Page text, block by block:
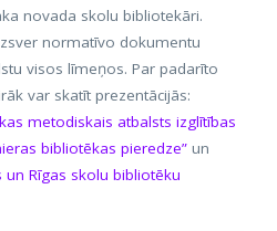
novada skolu bibliotekāri.
normatīvo dokumentu
visos līmeņos. Par padarīto
var skatīt prezentācijās:
metodiskais atbalsts izglītības
bibliotēkas pieredze” un
Rīgas skolu bibliotēku